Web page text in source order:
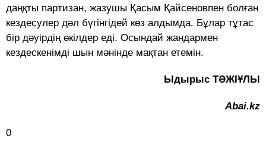
даңқты партизан, жазушы Қасым Қайсеновпен болған
кездесулер дәл бүгiнгiдей көз алдымда. Бұлар тұтас
бiр дәуiрдiң өкілдер едi. Осындай жандармен
кездескенiмдi шын мәнiнде мақтан етемiн.
Ыдырыс ТӘЖІҰЛЫ
Abai.kz
0